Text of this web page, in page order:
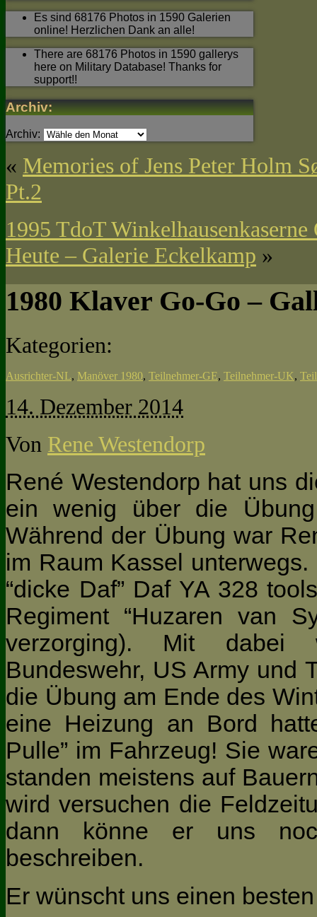
Es sind 68176 Photos in 1590 Galerien
online! Herzlichen Dank an alle!
There are 68176 Photos in 1590 gallerys
here on Military Database! Thanks for
support!!
Archiv:
Archiv:
« Memories of Jens Peter Holm
Pt.2
1995 TdoT
Heute – Galerie Eckelkamp »
1980 Klaver Go-Go –
Kategorien:
Ausrichter-NL, Manöver 1980, Teilnehmer-GE, Teilnehmer-UK,
14. Dezember 2014
Von Rene Westendorp
René Westendorp hat uns
ein wenig über die
Während der Übung war
im Raum Kassel
“dicke Daf” Daf YA 328
Regiment “Huzaren van
verzorging). Mit dabei
Bundeswehr, US Army und
die Übung am Ende des
eine Heizung an Bord
Pulle” im Fahrzeug! Sie
standen meistens auf
wird versuchen die
dann könne er uns
beschreiben.
Er wünscht uns einen